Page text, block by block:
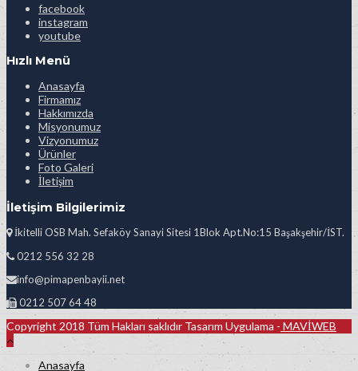
facebook
instagram
youtube
Hızlı Menü
Anasayfa
Firmamız
Hakkımızda
Misyonumuz
Vizyonumuz
Ürünler
Foto Galeri
İletişim
İletişim Bilgilerimiz
İkitelli OSB Mah. Sefaköy Sanayi Sitesi 1Blok Apt.No:15 Başakşehir/İST.
0212 556 32 28
info@pimapenbayii.net
0212 507 64 48
Copyright 2018 Tüm Hakları saklıdır Tasarım Uygulama - MAVİWEB
Anasayfa